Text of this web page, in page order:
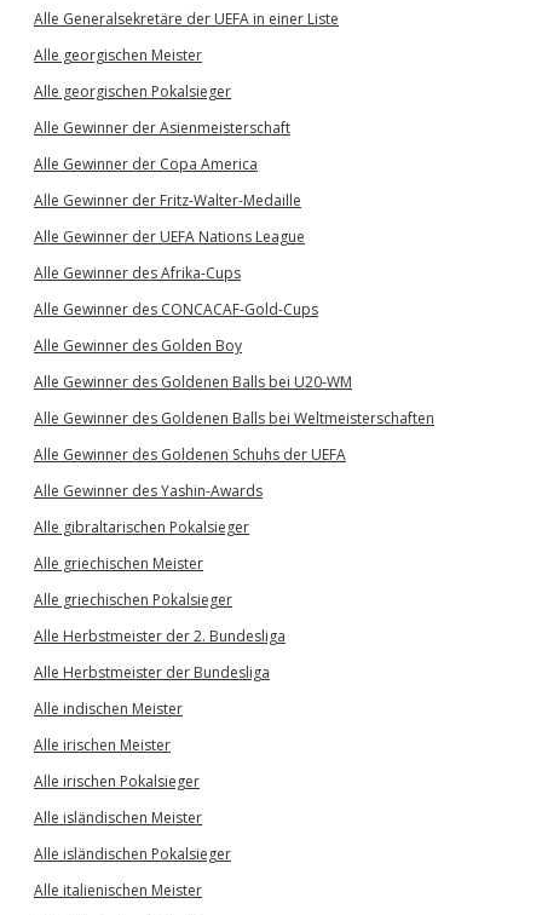
Alle Generalsekretäre der UEFA in einer Liste
Alle georgischen Meister
Alle georgischen Pokalsieger
Alle Gewinner der Asienmeisterschaft
Alle Gewinner der Copa America
Alle Gewinner der Fritz-Walter-Medaille
Alle Gewinner der UEFA Nations League
Alle Gewinner des Afrika-Cups
Alle Gewinner des CONCACAF-Gold-Cups
Alle Gewinner des Golden Boy
Alle Gewinner des Goldenen Balls bei U20-WM
Alle Gewinner des Goldenen Balls bei Weltmeisterschaften
Alle Gewinner des Goldenen Schuhs der UEFA
Alle Gewinner des Yashin-Awards
Alle gibraltarischen Pokalsieger
Alle griechischen Meister
Alle griechischen Pokalsieger
Alle Herbstmeister der 2. Bundesliga
Alle Herbstmeister der Bundesliga
Alle indischen Meister
Alle irischen Meister
Alle irischen Pokalsieger
Alle isländischen Meister
Alle isländischen Pokalsieger
Alle italienischen Meister